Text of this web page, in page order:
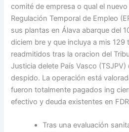
comité de empresa o qual el
Regulación Temporal de Empleo
sus plantas en Álava abarque del
diciem bre y que incluya a mis 129
readmitidos tras la oracion del
Justicia delete País Vasco
despido. La operación está
fueron totalmente pagados ing
efectivo y deuda existentes en
Tras una evaluación